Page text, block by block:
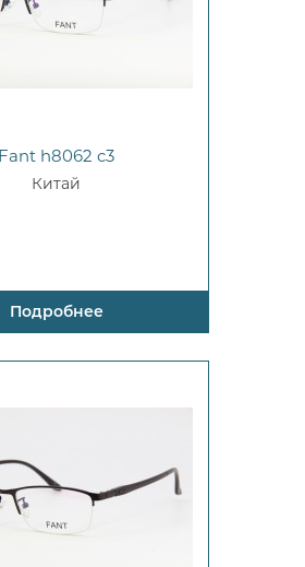
Fant h8062 c3
Китай
Подробнее